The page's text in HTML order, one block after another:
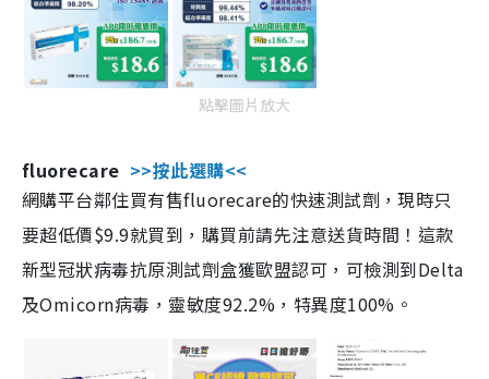
點擊圖片放大
fluorecare >>按此選購<<
網購平台鄰住買有售fluorecare的快速測試劑，現時只
要超低價$9.9就買到，購買前請先注意送貨時間！這款
新型冠狀病毒抗原測試劑盒獲歐盟認可，可檢測到Delta
及Omicorn病毒，靈敏度92.2%，特異度100%。